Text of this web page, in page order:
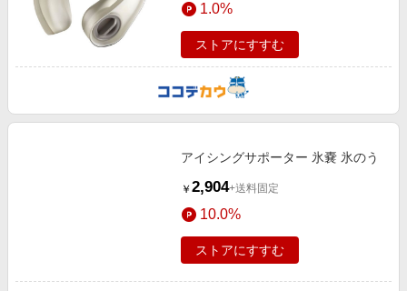
1.0%
ストアにすすむ
アイシングサポーター 氷嚢 氷のう
￥ 2,904+送料固定
10.0%
ストアにすすむ